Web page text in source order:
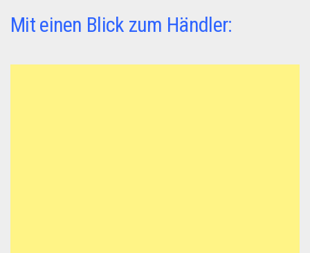
Mit einen Blick zum Händler: